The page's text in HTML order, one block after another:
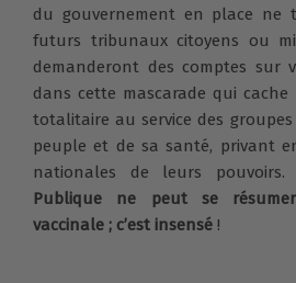
du gouvernement en place ne
futurs tribunaux citoyens ou
demanderont des comptes sur
dans cette mascarade qui
totalitaire au service des
peuple et de sa santé, privant
nationales de leurs
Publique ne peut se
vaccinale ; c’est insensé !